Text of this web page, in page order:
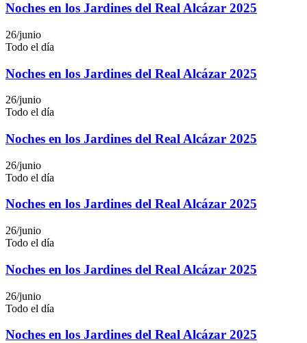
Noches en los Jardines del Real Alcázar 2025
26/junio
Todo el día
Noches en los Jardines del Real Alcázar 2025
26/junio
Todo el día
Noches en los Jardines del Real Alcázar 2025
26/junio
Todo el día
Noches en los Jardines del Real Alcázar 2025
26/junio
Todo el día
Noches en los Jardines del Real Alcázar 2025
26/junio
Todo el día
Noches en los Jardines del Real Alcázar 2025